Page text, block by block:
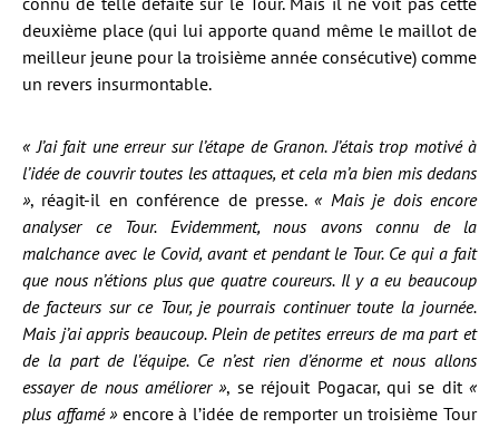
deuxième place (qui lui apporte quand même le maillot de
meilleur jeune pour la troisième année consécutive) comme
un revers insurmontable.
« J’ai fait une erreur sur l’étape de Granon. J’étais trop motivé à
l’idée de couvrir toutes les attaques, et cela m’a bien mis dedans
», réagit-il en conférence de presse.« Mais je dois encore
analyser ce Tour. Evidemment, nous avons connu de la
malchance avec le Covid, avant et pendant le Tour. Ce qui a fait
que nous n’étions plus que quatre coureurs. Il y a eu beaucoup
de facteurs sur ce Tour, je pourrais continuer toute la journée.
Mais j’ai appris beaucoup. Plein de petites erreurs de ma part et
de la part de l’équipe. Ce n’est rien d’énorme et nous allons
essayer de nous améliorer », se réjouit Pogacar, qui se dit«
plus affamé »encore à l’idée de remporter un troisième Tour